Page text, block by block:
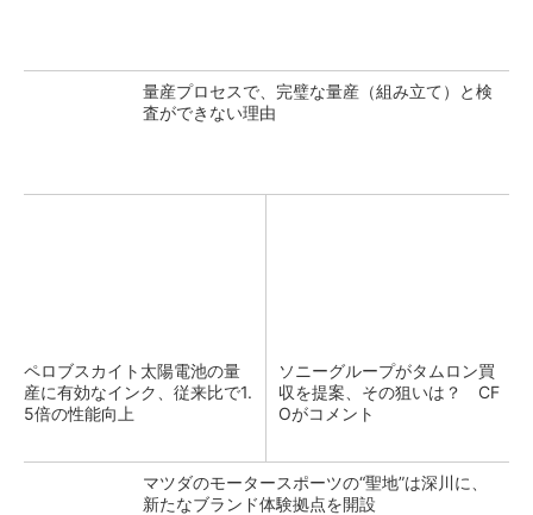
量産プロセスで、完璧な量産（組み立て）と検
査ができない理由
ペロブスカイト太陽電池の量
産に有効なインク、従来比で1.
5倍の性能向上
ソニーグループがタムロン買
収を提案、その狙いは？ CF
Oがコメント
マツダのモータースポーツの“聖地”は深川に、
新たなブランド体験拠点を開設